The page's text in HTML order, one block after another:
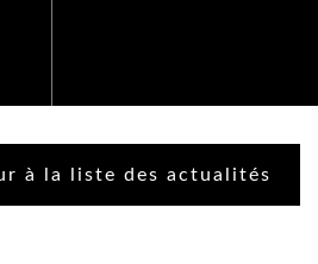
à la liste des actualités